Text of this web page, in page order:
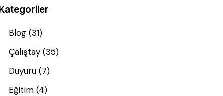
Kategoriler
Blog (31)
Çalıştay (35)
Duyuru (7)
Eğitim (4)